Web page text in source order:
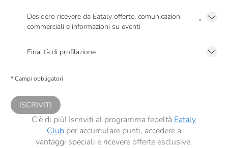
Desidero ricevere da Eataly offerte, comunicazioni
commerciali e informazioni su eventi
*
Finalità di profilazione
comunicazioni commerciali personalizzate, in caso di consenso prestato ai
* Campi obbligatori
ISCRIVITI
C’è di più! Iscriviti al programma fedeltà Eataly
Clubper accumulare punti, accedere a
vantaggi speciali e ricevere offerte esclusive.